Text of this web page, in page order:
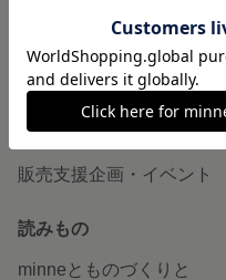
ヴィンテージ販売
ダウンロード販売
minne PLUS
minne LAB
販売支援企画・イベント
読みもの
minneとものづくりと